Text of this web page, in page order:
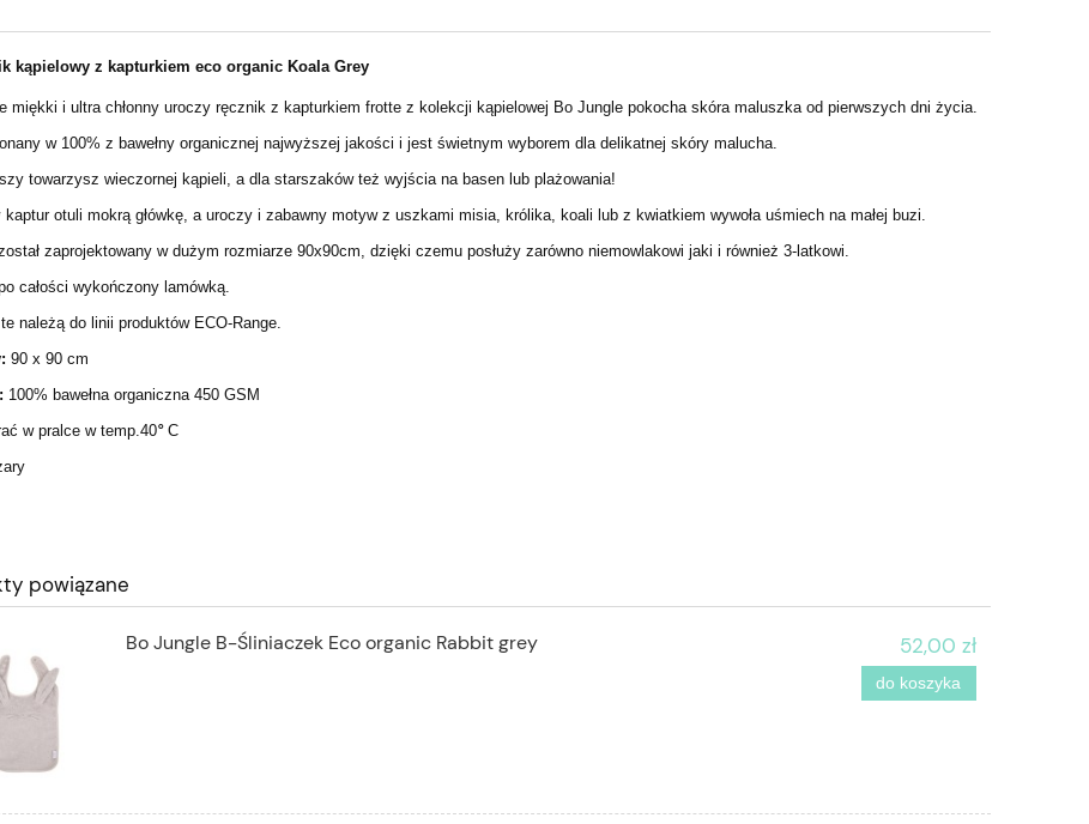
kąpielowy z kapturkiem eco organic Koala Grey
miękki i ultra chłonny uroczy ręcznik z kapturkiem frotte z kolekcji kąpielowej Bo Jungle pokocha skóra maluszka od pierwszych dni życia.
w 100% z bawełny organicznej najwyższej jakości i jest świetnym wyborem dla delikatnej skóry malucha.
towarzysz wieczornej kąpieli, a dla starszaków też wyjścia na basen lub plażowania!
kaptur otuli mokrą główkę, a uroczy i zabawny motyw z uszkami misia, królika, koali lub z kwiatkiem wywoła uśmiech na małej buzi.
zaprojektowany w dużym rozmiarze 90x90cm, dzięki czemu posłuży zarówno niemowlakowi jaki i również 3-latkowi.
całości wykończony lamówką.
należą do linii produktów ECO-Range.
90 x 90 cm
100% bawełna organiczna 450 GSM
w pralce w temp.40°C
powiązane
Bo Jungle B-Śliniaczek Eco organic Rabbit grey 52,00 zł
do koszyka